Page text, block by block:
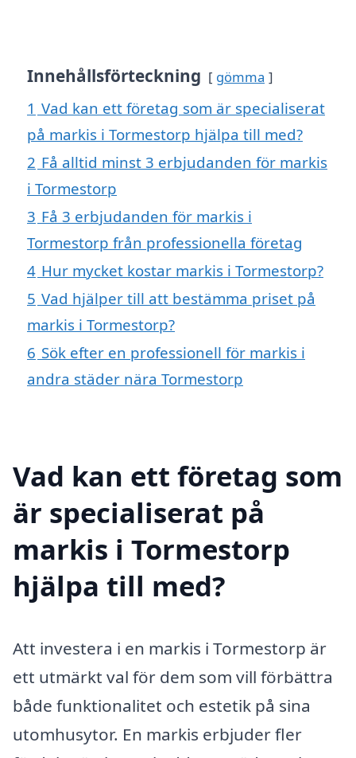
Innehållsförteckning gömma
1 Vad kan ett företag som är specialiserat
på markis i Tormestorp hjälpa till med?
2 Få alltid minst 3 erbjudanden för markis
i Tormestorp
3 Få 3 erbjudanden för markis i
Tormestorp från professionella företag
4 Hur mycket kostar markis i Tormestorp?
5 Vad hjälper till att bestämma priset på
markis i Tormestorp?
6 Sök efter en professionell för markis i
andra städer nära Tormestorp
Vad kan ett företag som
är specialiserat på
markis i Tormestorp
hjälpa till med?
Att investera i en markis i Tormestorp är
ett utmärkt val för dem som vill förbättra
både funktionalitet och estetik på sina
utomhusytor. En markis erbjuder fler